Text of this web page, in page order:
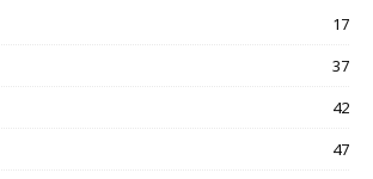
17
37
42
47